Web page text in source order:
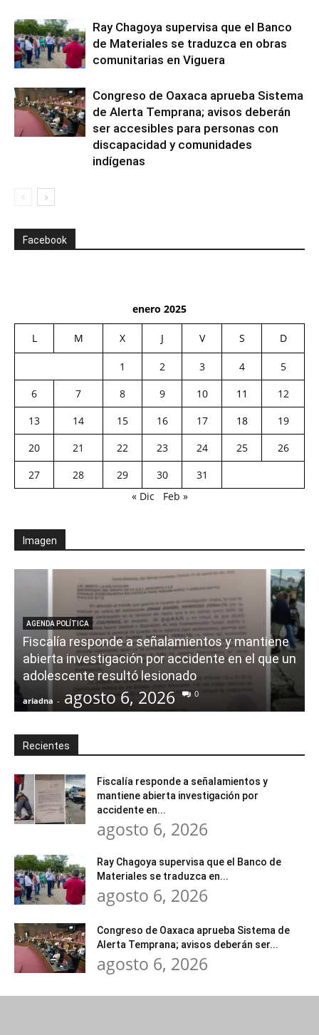
Ray Chagoya supervisa que el Banco
de Materiales se traduzca en obras
comunitarias en Viguera
Congreso de Oaxaca aprueba Sistema
de Alerta Temprana; avisos deberán
ser accesibles para personas con
discapacidad y comunidades
indígenas
Facebook
enero 2025
L M X J V S D
1 2 3 4
5
6
7 8 9 10 11
12
13
14 15 16 17 18
19
20
21 22 23 24 25
26
27
28 29 30
31
« Dic
Feb »
Imagen
AGENDA POLÍTICA
Fiscalía responde a señalamientos y mantiene
abierta investigación por accidente en el que un
adolescente resultó lesionado
ariadna - agosto 6, 2026 0
Recientes
Fiscalía responde a señalamientos y
mantiene abierta investigación por
accidente en...
agosto 6, 2026
Ray Chagoya supervisa que el Banco de
Materiales se traduzca en...
agosto 6, 2026
Congreso de Oaxaca aprueba Sistema de
Alerta Temprana; avisos deberán ser...
agosto 6, 2026